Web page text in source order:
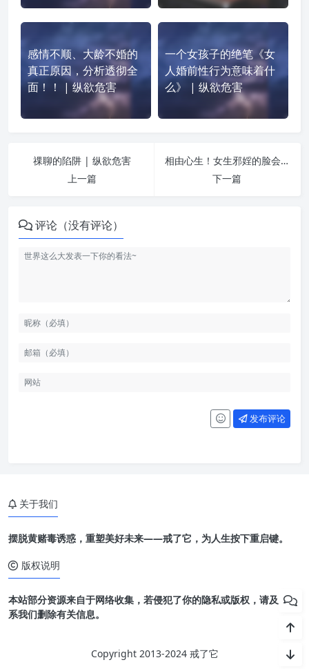
感情不顺、大龄不婚的
真正原因，分析透彻全
面！！ | 纵欲危害
一个女孩子的绝笔《女
人婚前性行为意味着什
么》 | 纵欲危害
祼聊的陷阱 | 纵欲危害
上一篇
相由心生！女生邪婬的脸会揭露你的行为！ | 纵欲危害
下一篇
评论（没有评论）
发布评论
关于我们
摆脱黄赌毒诱惑，重塑美好未来——戒了它，为人生按下重启键。
版权说明
本站部分资源来自于网络收集，若侵犯了你的隐私或版权，请及时联
系我们删除有关信息。
Copyright 2013-2024 戒了它